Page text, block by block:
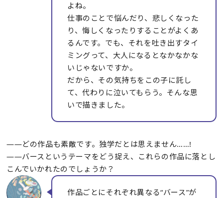
よね。
仕事のことで悩んだり、悲しくなった
り、悔しくなったりすることがよくあ
るんです。でも、それを吐き出すタイ
ミングって、大人になるとなかなかな
いじゃないですか。
だから、その気持ちをこの子に託し
て、代わりに泣いてもらう。そんな思
いで描きました。
――どの作品も素敵です。独学だとは思えません……!
――バースというテーマをどう捉え、これらの作品に落とし
こんでいかれたのでしょうか？
作品ごとにそれぞれ異なる“バース”が